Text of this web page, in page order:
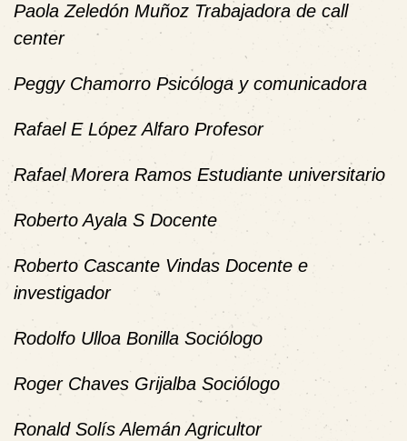
Paola Zeledón Muñoz Trabajadora de call
center
Peggy Chamorro Psicóloga y comunicadora
Rafael E López Alfaro Profesor
Rafael Morera Ramos Estudiante universitario
Roberto Ayala S Docente
Roberto Cascante Vindas Docente e
investigador
Rodolfo Ulloa Bonilla Sociólogo
Roger Chaves Grijalba Sociólogo
Ronald Solís Alemán Agricultor